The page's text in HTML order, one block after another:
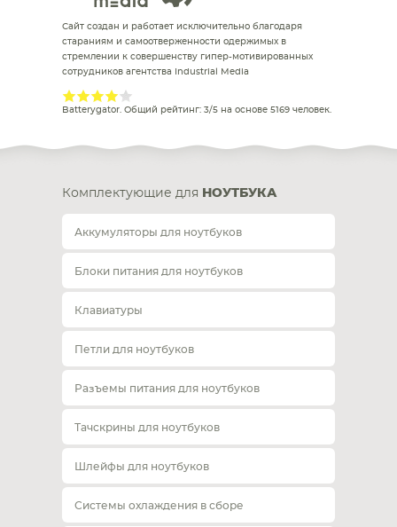
Сайт создан и работает исключительно благодаря
стараниям и самоотверженности одержимых в
стремлении к совершенству гипер-мотивированных
сотрудников агентства Industrial Media
Batterygator. Общий рейтинг: 3/5 на основе 5169 человек.
Комплектующие для НОУТБУКА
Аккумуляторы для ноутбуков
Блоки питания для ноутбуков
Клавиатуры
Петли для ноутбуков
Разъемы питания для ноутбуков
Тачскрины для ноутбуков
Шлейфы для ноутбуков
Системы охлаждения в сборе